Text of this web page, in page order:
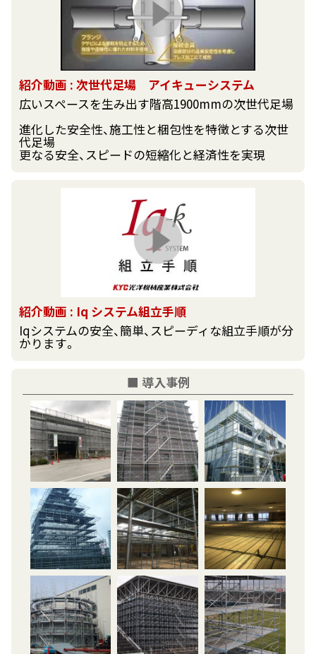
紹介動画 : 次世代足場 アイキューシステム
広いスペースを生み出す階高1900mmの次世代足場
進化した安全性、施工性と梱包性を特徴とする次世
代足場
更なる安全、スピードの短縮化と経済性を実現
紹介動画 : Iq システム組立手順
Iqシステムの安全、簡単、スピーディな組立手順が分
かります。
■ 導入事例